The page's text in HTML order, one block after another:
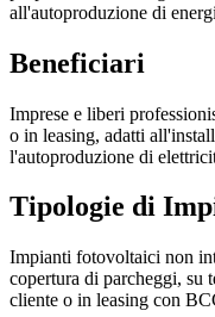
all'autoproduzione di
Beneficiari
Imprese e liberi
o in leasing, adatti
l'autoproduzione di
Tipologie di
Impianti fotovoltaici non
copertura di parcheggi, su
cliente o in leasing con